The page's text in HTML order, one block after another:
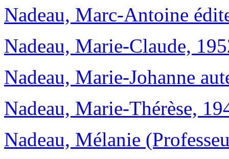
Nadeau, Marc-Antoine
Nadeau, Marie-Claude,
Nadeau, Marie-Johanne
Nadeau, Marie-Thérèse,
Nadeau, Mélanie